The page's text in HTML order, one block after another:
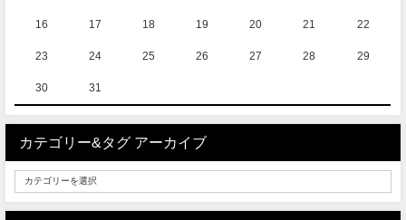
16 17 18 19 20 21 22
23 24 25 26 27 28 29
30 31
カテゴリー&タグ アーカイブ